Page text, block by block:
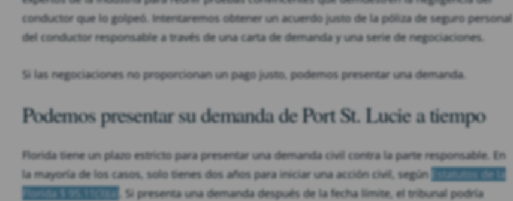
conductor que lo golpeó. Intentaremos obtener un acuerdo justo de la póliza de seguro personal
del conductor responsable a través de una carta de demanda y una serie de negociaciones.
Si las negociaciones no proporcionan un pago justo, podemos presentar una demanda.
Podemos presentar su demanda de Port St. Lucie a tiempo
Florida tiene un plazo estricto para presentar una demanda civil contra la parte responsable. En
la mayoría de los casos, solo tienes dos años para iniciar una acción civil, según
Estatutos de la
Florida § 95.11(3)(a)
. Si presenta una demanda después de la fecha límite, el tribunal podría